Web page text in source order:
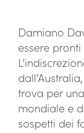
Damiano
essere
trova per
mondiale e
sospetti dei